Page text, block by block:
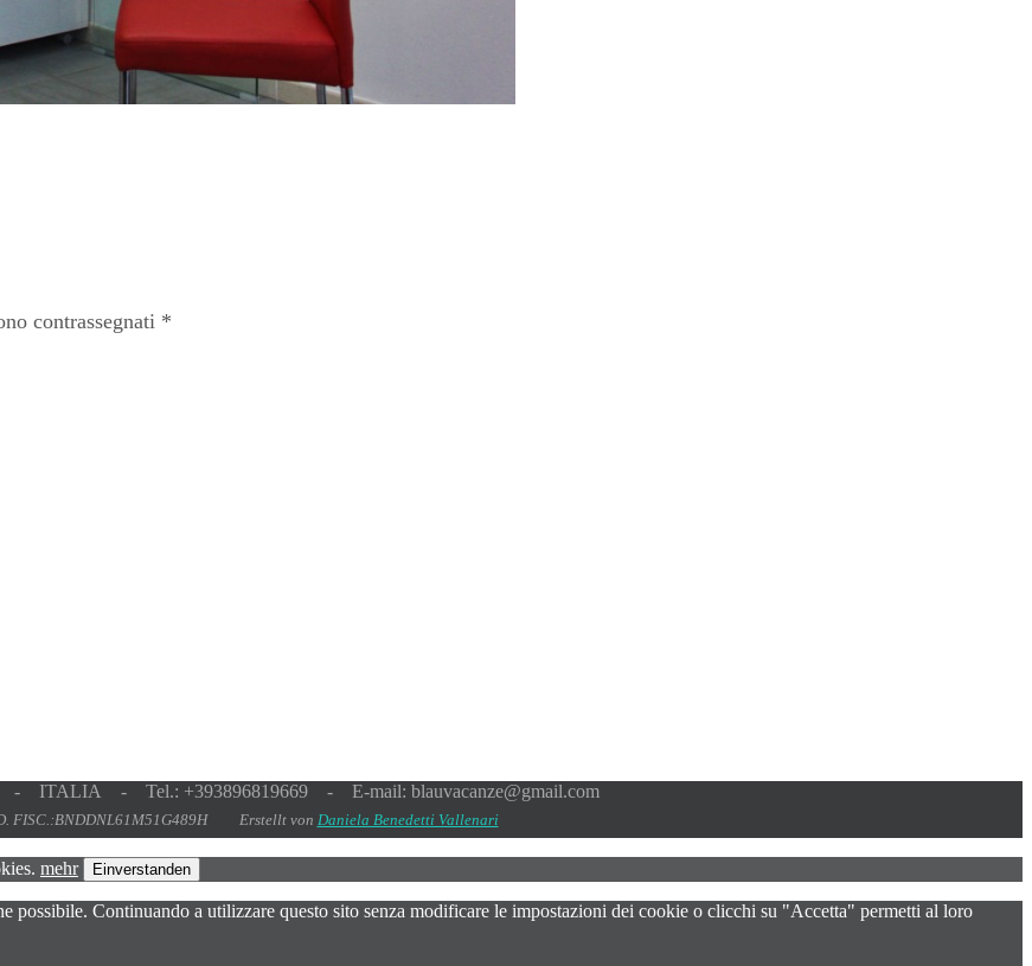
contrassegnati *
ITALIA - Tel.: +393896819669 - E-mail: blauvacanze@gmail.com
FISC.:BNDDNL61M51G489H Erstellt von Daniela Benedetti Vallenari
mehr Einverstanden
possibile. Continuando a utilizzare questo sito senza modificare le impostazioni dei cookie o clicchi su "Accetta" permetti al loro